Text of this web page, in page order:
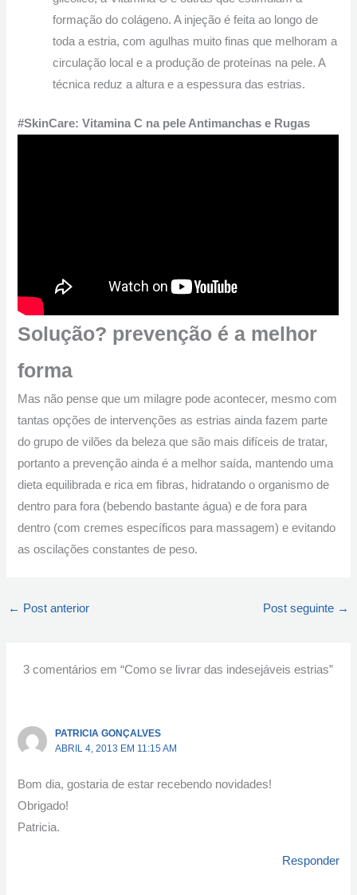
formação do colágeno. A injeção é feita ao longo de
toda a estria, com agulhas muito finas que melhoram a
circulação local e a produção de proteínas na pele. A
técnica reduz a altura e a espessura das estrias.
#SkinCare: Vitamina C na pele Antimanchas e Rugas
Solução? prevenção é a melhor
forma
Mas não pense que um milagre pode acontecer, mesmo com
tantas opções de intervenções as estrias ainda fazem parte
do grupo de vilões da beleza que são mais difíceis de tratar,
portanto a prevenção ainda é a melhor saída, mantendo uma
dieta equilibrada e rica em fibras, hidratando o organismo de
dentro para fora (bebendo bastante água) e de fora para
dentro (com cremes específicos para massagem) e evitando
as oscilações constantes de peso.
← Post anterior Post seguinte →
3 comentários em “Como se livrar das indesejáveis estrias”
PATRICIA GONÇALVES
ABRIL 4, 2013 EM 11:15 AM
Bom dia, gostaria de estar recebendo novidades!
Obrigado!
Patricia.
Responder